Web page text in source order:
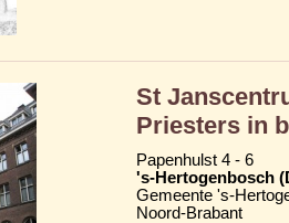
St
Priesters in
Papenhulst 4 - 6
's-Hertogenbosch
Gemeente 's-
Noord-Brabant